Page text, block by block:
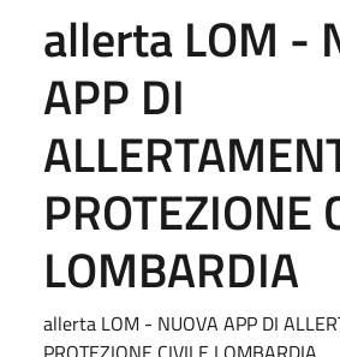
allerta LOM -
APP DI
PROTEZIONE
LOMBARDIA
allerta LOM - NUOVA APP DI